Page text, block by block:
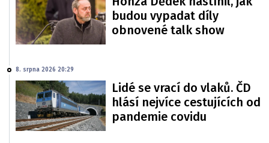
budou vypadat díly
obnovené talk show
8. srpna 2026 20:29
Lidé se vrací do vlaků. ČD
hlásí nejvíce cestujících od
pandemie covidu